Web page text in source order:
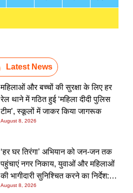
Latest News
महिलाओं और बच्चों की सुरक्षा के लिए हर
रेल थाने में गठित हुई ‘महिला दीदी पुलिस
टीम’, स्कूलों में जाकर किया जागरूक
August 8, 2026
‘हर घर तिरंगा’ अभियान को जन-जन तक
पहुंचाएं नगर निकाय, युवाओं और महिलाओं
की भागीदारी सुनिश्चित करने का निर्देश:
नीतीश मिश्रा
August 8, 2026